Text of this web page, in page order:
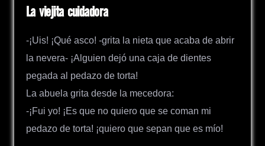
La viejita cuidadora
-¡Uis! ¡Qué asco! -grita la nieta que acaba de abrir
la nevera- ¡Alguien dejó una caja de dientes
pegada al pedazo de torta!
La abuela grita desde la mecedora:
-¡Fui yo! ¡Es que no quiero que se coman mi
pedazo de torta! ¡quiero que sepan que es mío!